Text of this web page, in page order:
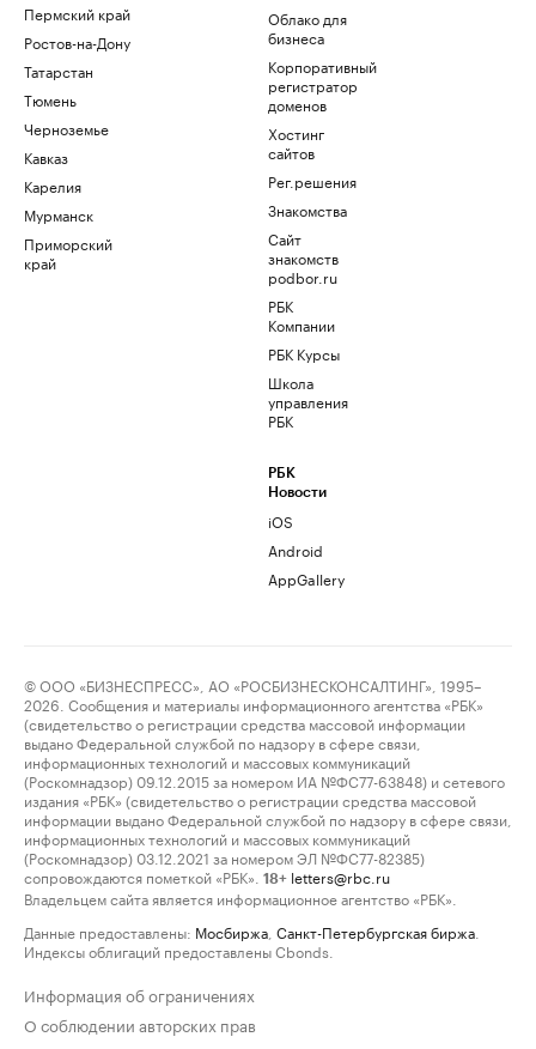
Пермский край
Ростов-на-Дону
Татарстан
Тюмень
Черноземье
Кавказ
Карелия
Мурманск
Приморский
край
Облако для
бизнеса
Корпоративный
регистратор
доменов
Хостинг
сайтов
Рег.решения
Знакомства
Сайт
знакомств
podbor.ru
РБК
Компании
РБК Курсы
Школа
управления
РБК
РБК
Новости
iOS
Android
AppGallery
© ООО «БИЗНЕСПРЕСС», АО «РОСБИЗНЕСКОНСАЛТИНГ», 1995–
2026. Сообщения и материалы информационного агентства «РБК»
(свидетельство о регистрации средства массовой информации
выдано Федеральной службой по надзору в сфере связи,
информационных технологий и массовых коммуникаций
(Роскомнадзор) 09.12.2015 за номером ИА №ФС77-63848) и сетевого
издания «РБК» (свидетельство о регистрации средства массовой
информации выдано Федеральной службой по надзору в сфере связи,
информационных технологий и массовых коммуникаций
(Роскомнадзор) 03.12.2021 за номером ЭЛ №ФС77-82385)
сопровождаются пометкой «РБК».
18+ letters@rbc.ru
Владельцем сайта является информационное агентство «РБК».
Данные предоставлены: Мосбиржа Санкт-Петербургская биржа
Индексы облигаций предоставлены Cbonds.
Информация об ограничениях
О соблюдении авторских прав